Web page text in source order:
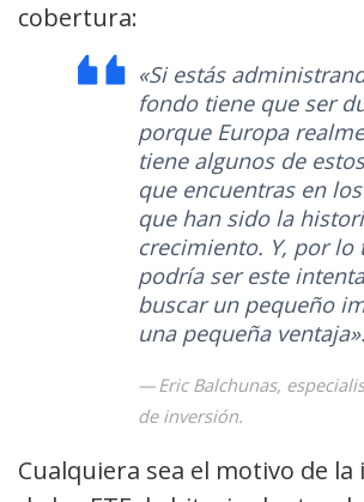
cobertura:
«Si estás
fondo tiene que ser
porque Europa
tiene algunos de
que encuentras en los
que han sido la
crecimiento. Y, por lo
podría ser este
buscar un pequeño
una pequeña ventaja».
Eric Balchunas,
de inversión.
Cualquiera sea el motivo de